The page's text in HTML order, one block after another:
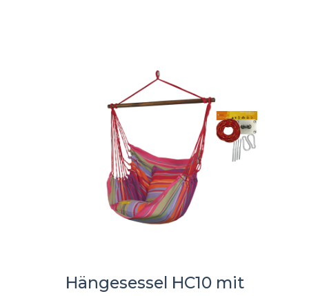
Hängesessel HC10 mit